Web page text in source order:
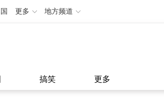
更多 地方频道
搞笑 更多